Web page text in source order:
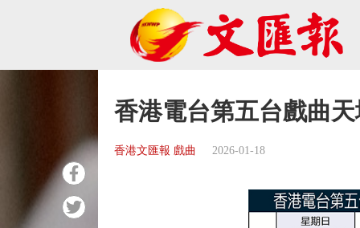
香港電台第五台戲曲
香港文匯報 戲曲 2026-01-18